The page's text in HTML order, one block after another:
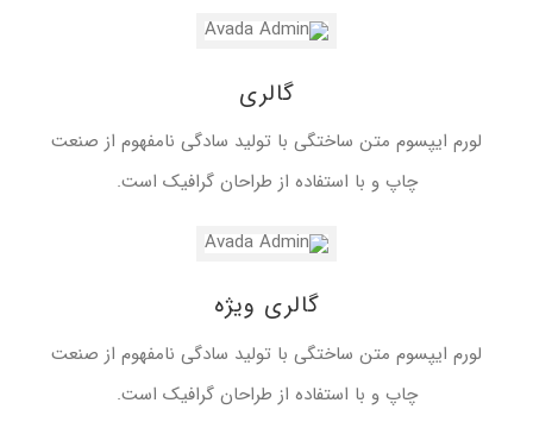
گالری
لورم ایپسوم متن ساختگی با تولید سادگی نامفهوم از صنعت
چاپ و با استفاده از طراحان گرافیک است.
گالری ویژه
لورم ایپسوم متن ساختگی با تولید سادگی نامفهوم از صنعت
چاپ و با استفاده از طراحان گرافیک است.